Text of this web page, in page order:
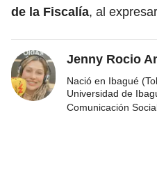
de la Fiscalía, al
Jenny Rocio
Nació en Ibagué
Universidad de
Comunicación